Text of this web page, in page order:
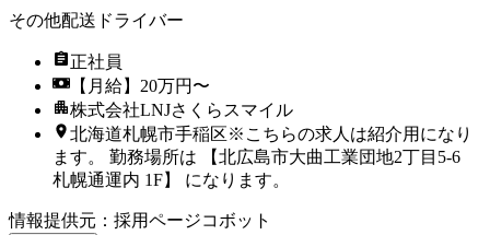
その他配送ドライバー
正社員
【月給】20万円〜
株式会社LNJさくらスマイル
北海道札幌市手稲区※こちらの求人は紹介用になり
ます。 勤務場所は 【北広島市大曲工業団地2丁目5-6
札幌通運内 1F】 になります。
情報提供元 ： 採用ページコボット